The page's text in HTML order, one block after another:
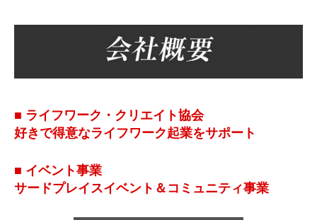
■ ライフワーク・クリエイト協会
好きで得意なライフワーク起業をサポート
■ イベント事業
サードプレイスイベント＆コミュニティ事業
2021.12.15 お知らせ